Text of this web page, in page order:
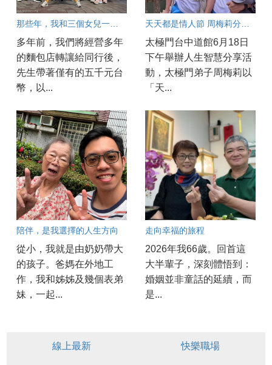
多年前，我們將經營多年
的麵包店轉讓給同行後，
先生帶著僅有的五千元台
幣，以...
太極門台中道館6月18日
下午舉辦人生智慧分享活
動，太極門弟子周梅莉以
「天...
陪伴，是我選擇的人生方向
從小，我就是由奶奶帶大
的孩子。爸媽在外地工
作，我和姊姊及幾個表弟
妹，一起...
走向幸福的旅程
2026年我66歲。回首這
大半輩子，深刻體悟到：
婚姻並非童話的延續，而
是...
線上最新 快樂職場